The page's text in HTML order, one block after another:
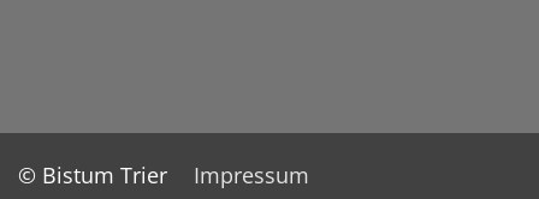
© Bistum Trier
Impressum